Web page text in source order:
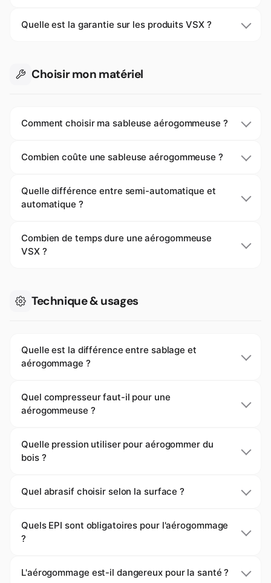
Quelle est la garantie sur les produits VSX ?
Choisir mon matériel
Comment choisir ma sableuse aérogommeuse ?
Combien coûte une sableuse aérogommeuse ?
Quelle différence entre semi-automatique et
automatique ?
Combien de temps dure une aérogommeuse
VSX ?
Technique & usages
Quelle est la différence entre sablage et
aérogommage ?
Quel compresseur faut-il pour une
aérogommeuse ?
Quelle pression utiliser pour aérogommer du
bois ?
Quel abrasif choisir selon la surface ?
Quels EPI sont obligatoires pour l'aérogommage
?
L'aérogommage est-il dangereux pour la santé ?